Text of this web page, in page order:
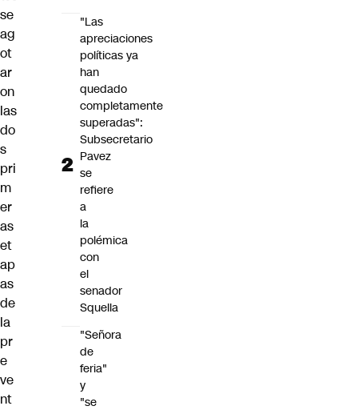
se
ag
ot
ar
on
las
do
s
pri
m
er
as
et
ap
as
de
la
pr
e
ve
nt
"Las
apreciaciones
políticas ya
han
quedado
completamente
superadas":
Subsecretario
Pavez
se
refiere
a
la
polémica
con
el
senador
Squella
"Señora
de
feria"
y
"se